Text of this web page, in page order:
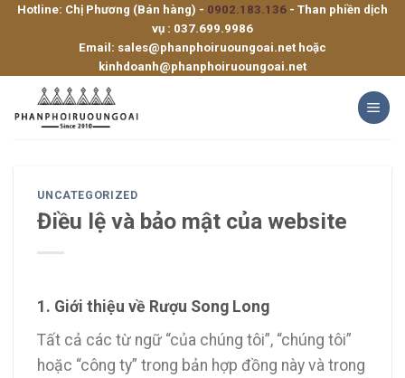
SkipHotline: Chị Phương (Bán hàng) - 0902.183.136 - Than phiền dịch
vụ : 037.699.9986
Email: sales@phanphoiruoungoai.net hoặc
kinhdoanh@phanphoiruoungoai.net
UNCATEGORIZED
Điều lệ và bảo mật của website
1. Giới thiệu về Rượu Song Long
Tất cả các từ ngữ “của chúng tôi”, “chúng tôi”
hoặc “công ty” trong bản hợp đồng này và trong